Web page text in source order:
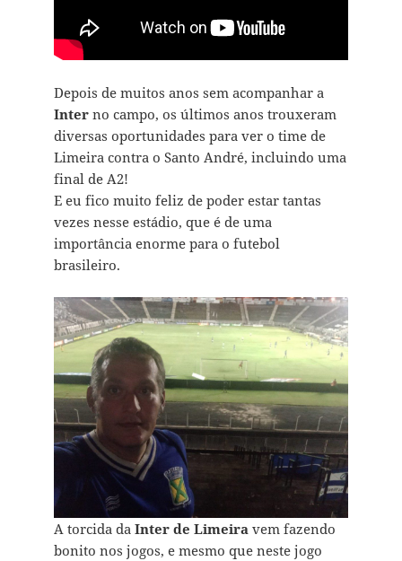
Depois de muitos anos sem acompanhar a
Interno campo, os últimos anos trouxeram
diversas oportunidades para ver o time de
Limeira contra o Santo André, incluindo uma
final de A2!
E eu fico muito feliz de poder estar tantas
vezes nesse estádio, que é de uma
importância enorme para o futebol
brasileiro.
A torcida da Inter de Limeira vem fazendo
bonito nos jogos, e mesmo que neste jogo